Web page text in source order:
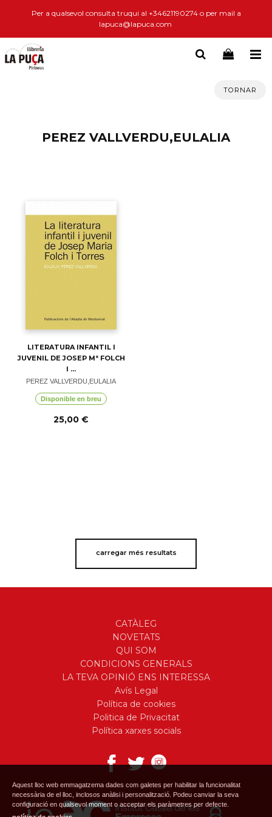
Per a qualsevol consulta truqui al +34621190274 o per mail a
lapuca@lapuca.com
TORNAR
PEREZ VALLVERDU,EULALIA
LITERATURA INFANTIL I
JUVENIL DE JOSEP Mª FOLCH
I ...
PEREZ VALLVERDU,EULALIA
Disponible en breu
25,00 €
carregar més resultats
CATÀLEG
NOVETATS
QUI SOM
CONDICIONS GENERALS
LA TEVA OPINIÓ ENS INTERESSA
Avís Legal
Política de cookies
Politica de Privacitat
Política xarxes socials
Aquest lloc web emmagatzema dades com galetes per habilitar la funcionalitat
necessària de el lloc, inclosos anàlisi i personalització. Podeu canviar la seva
configuració en qualsevol moment o acceptar els paràmetres per defecte.